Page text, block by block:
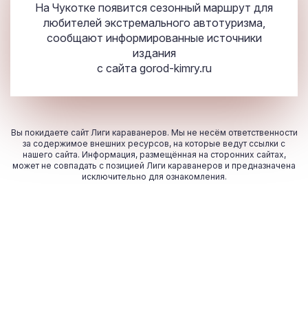
На Чукотке появится сезонный маршрут для
любителей экстремального автотуризма,
сообщают информированные источники
издания
с сайта gorod-kimry.ru
Вы покидаете сайт Лиги караванеров. Мы не несём ответственности
за содержимое внешних ресурсов, на которые ведут ссылки с
нашего сайта. Информация, размещённая на сторонних сайтах,
может не совпадать с позицией Лиги караванеров и предназначена
исключительно для ознакомления.